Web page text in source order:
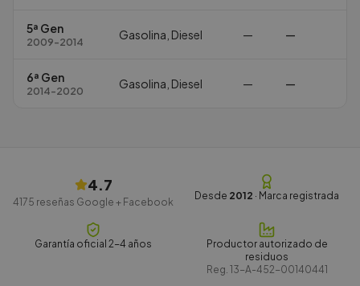
5ª Gen
2009-2014
Gasolina, Diesel — —
6ª Gen
2014-2020
Gasolina, Diesel — —
4.7
4175 reseñas Google + Facebook
Desde 2012 · Marca registrada
Garantía oficial 2-4 años
Productor autorizado de
residuos
Reg. 13-A-452-00140441